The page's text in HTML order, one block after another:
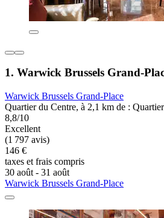
1. Warwick Brussels Grand-
Warwick Brussels Grand-Place
Quartier du Centre, à 2,1 km de :
8,8/10
Excellent
(1 797 avis)
146 €
taxes et frais compris
30 août - 31 août
Warwick Brussels Grand-Place